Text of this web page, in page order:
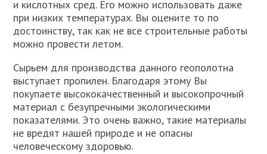
и кислотных сред. Его можно использовать даже
при низких температурах. Вы оцените то по
достоинству, так как не все строительные работы
можно провести летом.
Сырьем для производства данного геополотна
выступает пропилен. Благодаря этому Вы
покупаете высококачественный и высокопрочный
материал с безупречными экологическими
показателями. Это очень важно, такие материалы
не вредят нашей природе и не опасны
человеческому здоровью.